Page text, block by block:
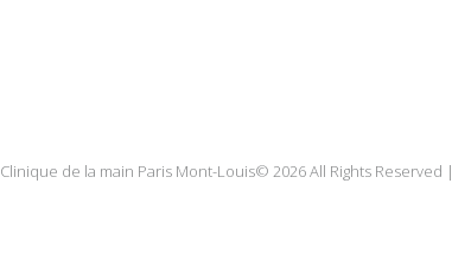
Clinique de la main Paris Mont-Louis© 2026 All Rights Reserved |